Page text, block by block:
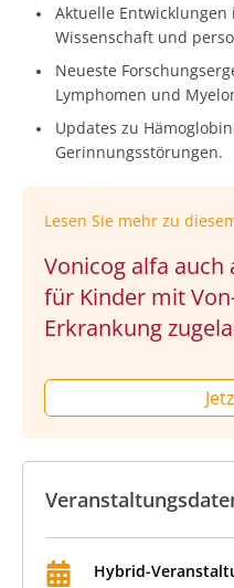
Hybrid-
Aktuelle
Wissenschaft und
Neueste
Lymphomen und
Updates zu
Gerinnungsstörungen.
Lesen Sie mehr zu
Vonicog alfa
für Kinder mit
Erkrankung